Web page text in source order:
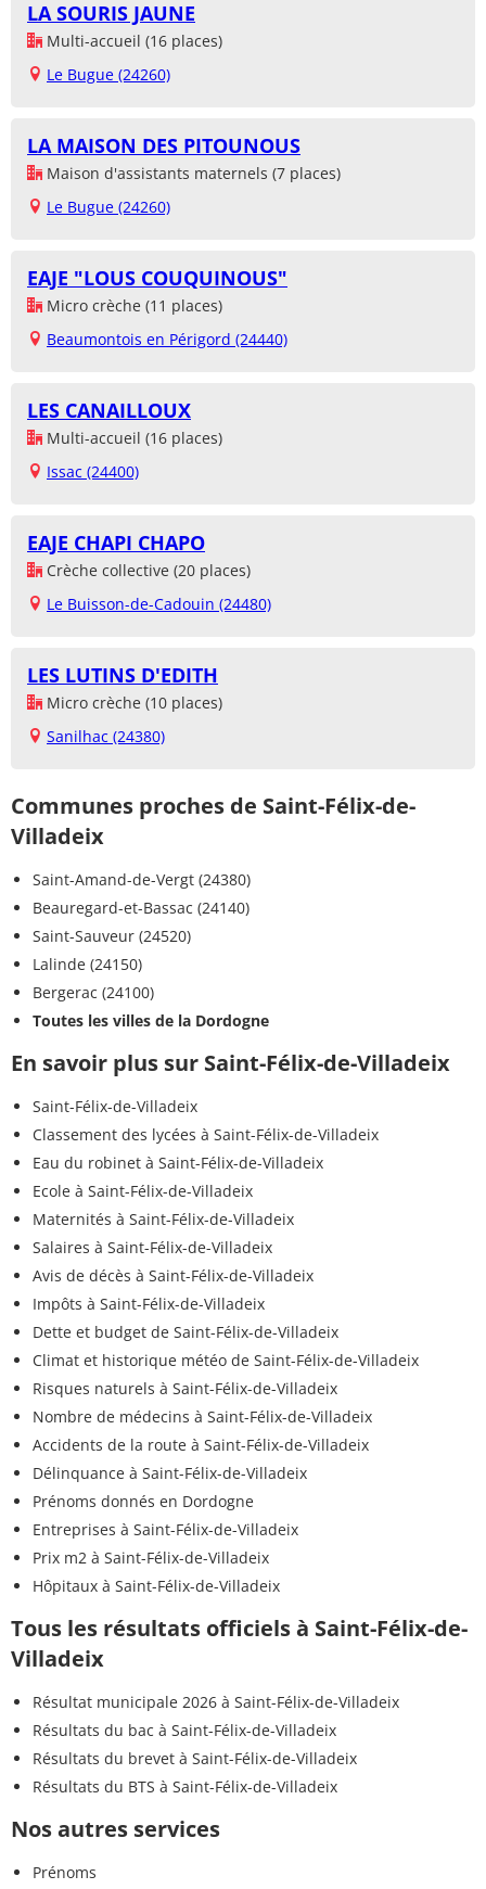
LA SOURIS JAUNE
Multi-accueil (16 places)
Le Bugue (24260)
LA MAISON DES PITOUNOUS
Maison d'assistants maternels (7 places)
Le Bugue (24260)
EAJE "LOUS COUQUINOUS"
Micro crèche (11 places)
Beaumontois en Périgord (24440)
LES CANAILLOUX
Multi-accueil (16 places)
Issac (24400)
EAJE CHAPI CHAPO
Crèche collective (20 places)
Le Buisson-de-Cadouin (24480)
LES LUTINS D'EDITH
Micro crèche (10 places)
Sanilhac (24380)
Communes proches de Saint-Félix-de-
Villadeix
Saint-Amand-de-Vergt (24380)
Beauregard-et-Bassac (24140)
Saint-Sauveur (24520)
Lalinde (24150)
Bergerac (24100)
Toutes les villes de la Dordogne
En savoir plus sur Saint-Félix-de-Villadeix
Saint-Félix-de-Villadeix
Classement des lycées à Saint-Félix-de-Villadeix
Eau du robinet à Saint-Félix-de-Villadeix
Ecole à Saint-Félix-de-Villadeix
Maternités à Saint-Félix-de-Villadeix
Salaires à Saint-Félix-de-Villadeix
Avis de décès à Saint-Félix-de-Villadeix
Impôts à Saint-Félix-de-Villadeix
Dette et budget de Saint-Félix-de-Villadeix
Climat et historique météo de Saint-Félix-de-Villadeix
Risques naturels à Saint-Félix-de-Villadeix
Nombre de médecins à Saint-Félix-de-Villadeix
Accidents de la route à Saint-Félix-de-Villadeix
Délinquance à Saint-Félix-de-Villadeix
Prénoms donnés en Dordogne
Entreprises à Saint-Félix-de-Villadeix
Prix m2 à Saint-Félix-de-Villadeix
Hôpitaux à Saint-Félix-de-Villadeix
Tous les résultats officiels à Saint-Félix-de-
Villadeix
Résultat municipale 2026 à Saint-Félix-de-Villadeix
Résultats du bac à Saint-Félix-de-Villadeix
Résultats du brevet à Saint-Félix-de-Villadeix
Résultats du BTS à Saint-Félix-de-Villadeix
Nos autres services
Prénoms